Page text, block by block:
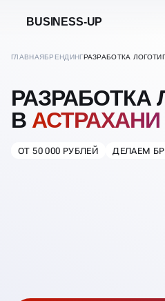
BUSINESS-UP
ГЛАВНАЯБРЕНДИНГРАЗРАБОТКА
РАЗРАБОТКА
В АСТРАХАНИ
ОТ 50 000 РУБЛЕЙ ДЕЛАЕМ